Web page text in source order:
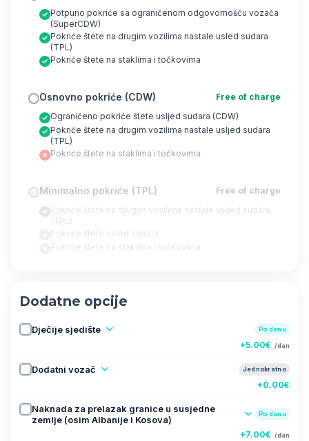
Potpuno pokriće sa ograničenom odgovornošću vozača
(SuperCDW)
Pokriće štete na drugim vozilima nastale usled sudara
(TPL)
Pokriće štete na staklima i točkovima
Osnovno pokriće (CDW)
Free of charge
Ograničeno pokriće štete usljed sudara (CDW)
Pokriće štete na drugim vozilima nastale usljed sudara
(TPL)
Pokriće štete na staklima i točkovima
Minimalno pokriće (TPL)
Free of charge
Pokriće štete na drugim vozilima nastale usljed sudara
(TPL)
Pokriće štete usled sudara
Pokriće štete na staklima i točkovima
Dodatne opcije
Dječije sjedište Po danu
+5.00€ /dan
Dodatni vozač Jednokratno
+0.00€
Naknada za prelazak granice u susjedne
zemlje (osim Albanije i Kosova)
Po danu
+7.00€ /dan